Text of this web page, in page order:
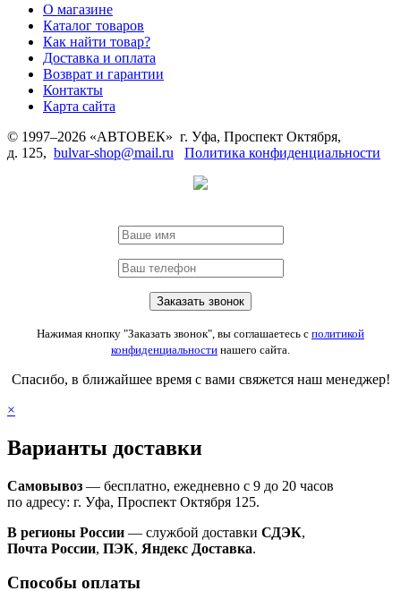
О магазине
Каталог товаров
Как найти товар?
Доставка и оплата
Возврат и гарантии
Контакты
Карта сайта
© 1997–2026 «АВТОВЕК» г. Уфа, Проспект Октября,
д. 125, bulvar-shop@mail.ru Политика конфиденциальности
Нажимая кнопку "Заказать звонок", вы соглашаетесь с политикой
конфиденциальности нашего сайта.
Спасибо, в ближайшее время с вами свяжется наш менеджер!
×
Варианты доставки
Самовывоз — бесплатно, ежедневно с 9 до 20 часов
по адресу: г. Уфа, Проспект Октября 125.
В регионы России — службой доставки СДЭК,
Почта России, ПЭК, Яндекс Доставка.
Способы оплаты